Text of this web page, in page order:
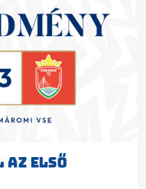
ELSŐ